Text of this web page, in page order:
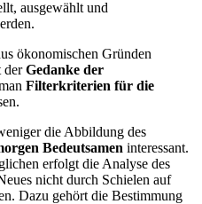
ausgewählt und
ökonomischen Gründen
derGedanke der
Filterkriterien für die
die Abbildung des
Bedeutsamen interessant.
erfolgt die Analyse des
nicht durch Schielen auf
Dazu gehört die Bestimmung